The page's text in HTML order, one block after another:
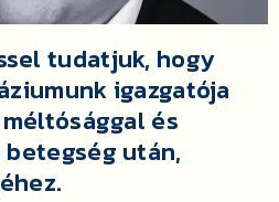
tudatjuk, hogy
igazgatója
és
után,